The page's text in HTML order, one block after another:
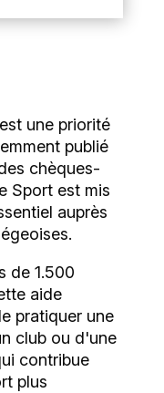
une priorité
publié
chèques-
Sport est mis
auprès
de 1.500
aide
pratiquer une
club ou d'une
contribue
plus